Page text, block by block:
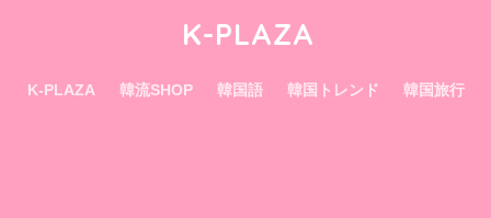
K-PLAZA
K-PLAZA 韓流SHOP 韓国語 韓国トレンド 韓国旅行